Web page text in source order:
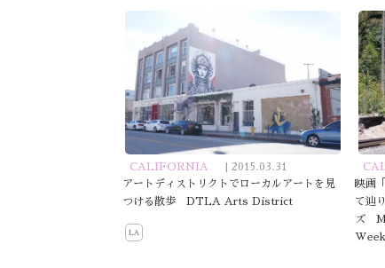
CALIFORNIA
| 2015.03.31
アートディストリクトでローカルアートを見
つける散歩 DTLA Arts District
LA
映画
て辿
ズ